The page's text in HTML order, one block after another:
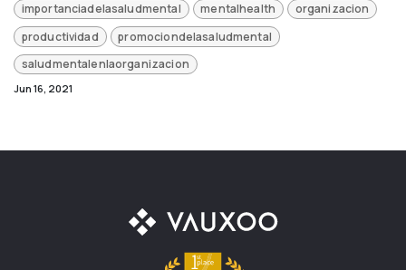
importanciadelasaludmental
mentalhealth
organizacion
productividad
promociondelasaludmental
saludmentalenlaorganizacion
Jun 16, 2021